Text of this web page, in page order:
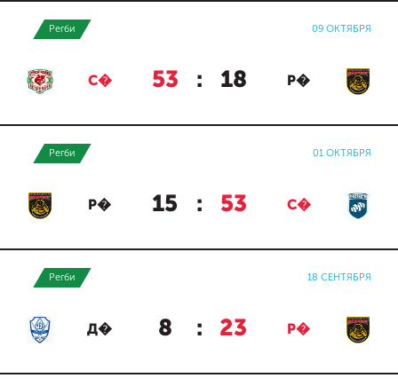
Регби 09 ОКТЯБРЯ
С� 53 : 18 Р�
Регби 01 ОКТЯБРЯ
Р� 15 : 53 С�
Регби 18 СЕНТЯБРЯ
Д� 8 : 23 Р�